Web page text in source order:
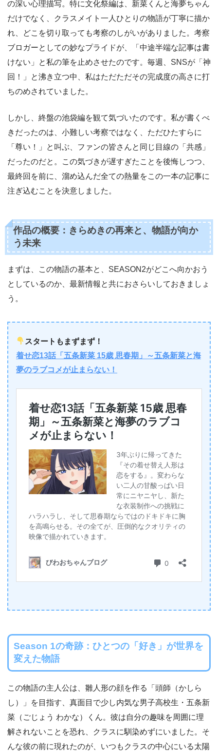
の深い心理描写。特に文化祭編は、新菜くんと海夢ちゃん
だけでなく、クラスメイト一人ひとりの物語が丁寧に描か
れ、どこを切り取っても考察のしがいがありました。考察
ブロガーとしての妙なプライドが、「中途半端な記事は書
けない」と私の筆を止めさせたのです。毎週、SNSが「神
回！」と沸き立つ中、私はただただその完成度の高さに打
ちのめされていました。
しかし、終盤の池袋編を観て気づいたのです。私が書くべ
きだったのは、小難しい考察ではなく、ただひたすらに
「尊い！」と叫ぶ、ファンの皆さんと同じ目線の「共感」
だったのだと。この気づきが遅すぎたことを後悔しつつ、
最終回を前に、溜め込んだ全ての熱量をこの一本の記事に
注ぎ込むことを決意しました。
作品の概要：きらめきの再来と、物語が向か
う未来
まずは、この物語の基本と、SEASON2がどこへ向かおう
としているのか、最新情報と共におさらいしておきましょ
う。
スタートもまずまず！
着せ恋13話「五条新菜 15歳 思春期」～五条新菜と海
夢のラブコメが止まらない！
Season 1の奇跡：ひとつの「好き」が世界を
変えた物語
この物語の主人公は、雛人形の顔を作る「頭師（かしら
し）」を目指す、真面目で少し内気な男子高校生・五条新
菜（ごじょう わかな）くん。彼は自分の趣味を周囲に理
解されないことを恐れ、クラスに馴染めずにいました。そ
んな彼の前に現れたのが、いつもクラスの中心にいる太陽